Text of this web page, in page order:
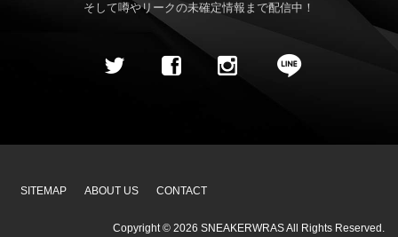
そして噂やリークの未確定情報まで配信中！
SITEMAP ABOUT US CONTACT
Copyright © 2026 SNEAKERWRASAll Rights Reserved.